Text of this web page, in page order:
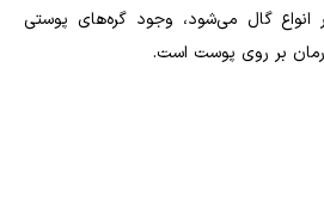
انواع گال می‌شود، وجود گره‌های پوستی
بر روی پوست است.